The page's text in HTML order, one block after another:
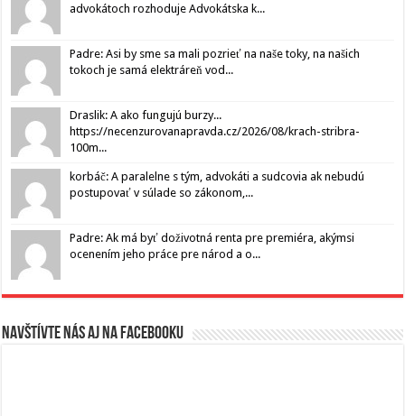
advokátoch rozhoduje Advokátska k...
Padre: Asi by sme sa mali pozrieť na naše toky, na našich
tokoch je samá elektráreň vod...
Draslik: A ako fungujú burzy...
https://necenzurovanapravda.cz/2026/08/krach-stribra-
100m...
korbáč: A paralelne s tým, advokáti a sudcovia ak nebudú
postupovať v súlade so zákonom,...
Padre: Ak má byť doživotná renta pre premiéra, akýmsi
ocenením jeho práce pre národ a o...
Navštívte nás aj na Facebooku